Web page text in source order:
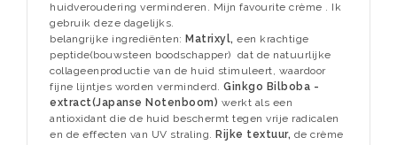
huidveroudering verminderen. Mijn favourite crème . Ik
gebruik deze dagelijks.
belangrijke ingrediënten: Matrixyl, een krachtige
peptide(bouwsteen boodschapper) dat de natuurlijke
collageenproductie van de huid stimuleert, waardoor
fijne lijntjes worden verminderd. Ginkgo Bilboba -
extract(Japanse Notenboom) werkt als een
antioxidant die de huid beschermt tegen vrije radicalen
en de effecten van UV straling. Rijke textuur, de crème